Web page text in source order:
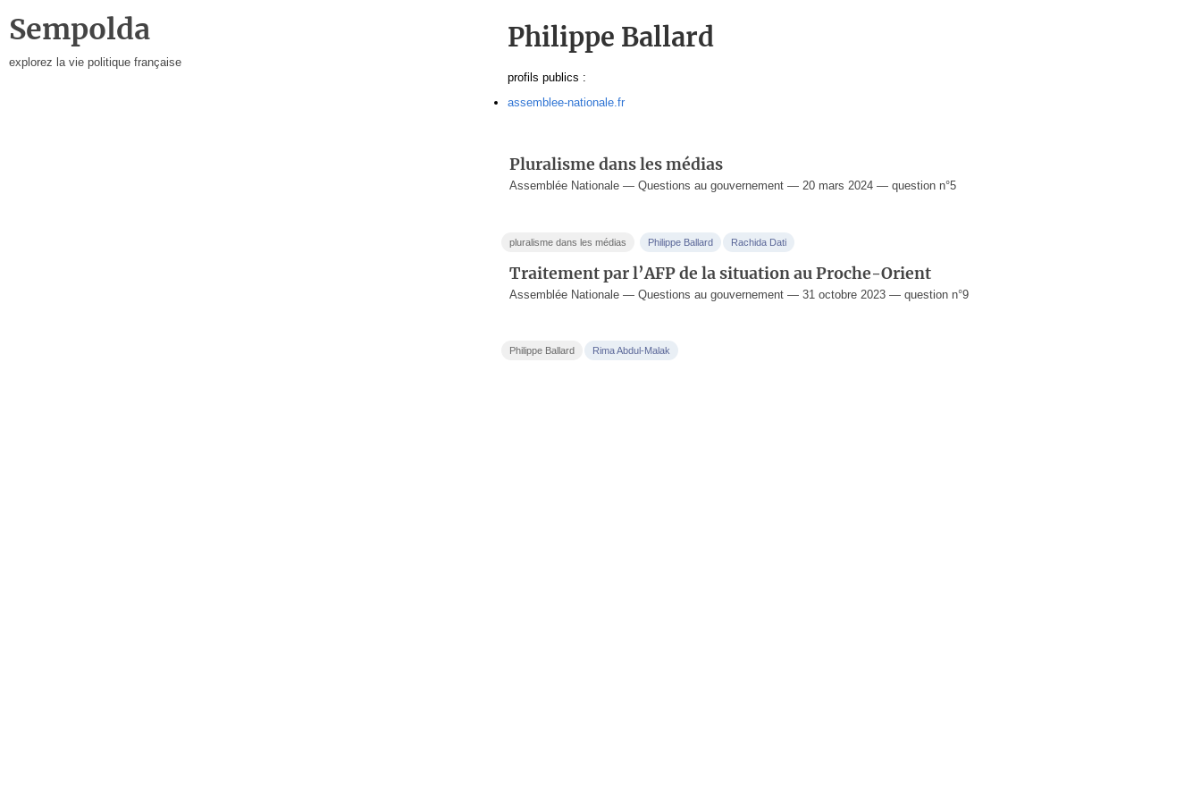
Sempolda
explorez la vie politique française
Philippe Ballard
profils publics :
assemblee-nationale.fr
Pluralisme dans les médias
Assemblée Nationale — Questions au gouvernement — 20 mars 2024 — question n°5
pluralisme dans les médias Philippe Ballard Rachida Dati
Traitement par l’AFP de la situation au Proche-Orient
Assemblée Nationale — Questions au gouvernement — 31 octobre 2023 — question n°9
Philippe Ballard Rima Abdul-Malak